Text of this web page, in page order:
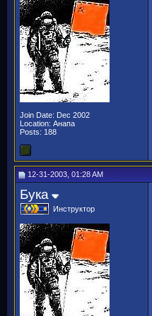
Join Date: Dec 2002
Location: Анапа
Posts: 188
12-31-2003, 01:28 AM
Бука
Инструктор